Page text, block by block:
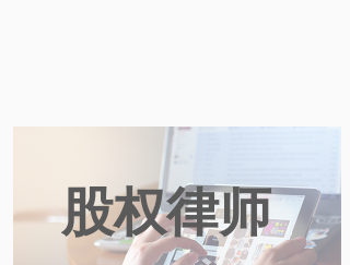
股权律师